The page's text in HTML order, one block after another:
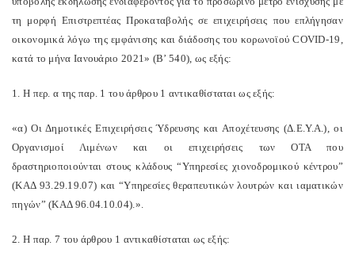
τη μορφή Επιστρεπτέας Προκαταβολής σε επιχειρήσεις που επλήγησαν
οικονομικά λόγω της εμφάνισης και διάδοσης του κορωνοϊού COVID-19,
κατά το μήνα Ιανουάριο 2021» (Β’ 540), ως εξής:
1. Η περ. α της παρ. 1 του άρθρου 1 αντικαθίσταται ως εξής:
«α) Οι Δημοτικές Επιχειρήσεις Ύδρευσης και Αποχέτευσης (Δ.Ε.Υ.Α.), οι
Οργανισμοί Λιμένων και οι επιχειρήσεις των ΟΤΑ που
δραστηριοποιούνται στους κλάδους “Υπηρεσίες χιονοδρομικού κέντρου”
(ΚΑΔ 93.29.19.07) και “Υπηρεσίες θεραπευτικών λουτρών και ιαματικών
πηγών” (ΚΑΔ 96.04.10.04).».
2. Η παρ. 7 του άρθρου 1 αντικαθίσταται ως εξής: